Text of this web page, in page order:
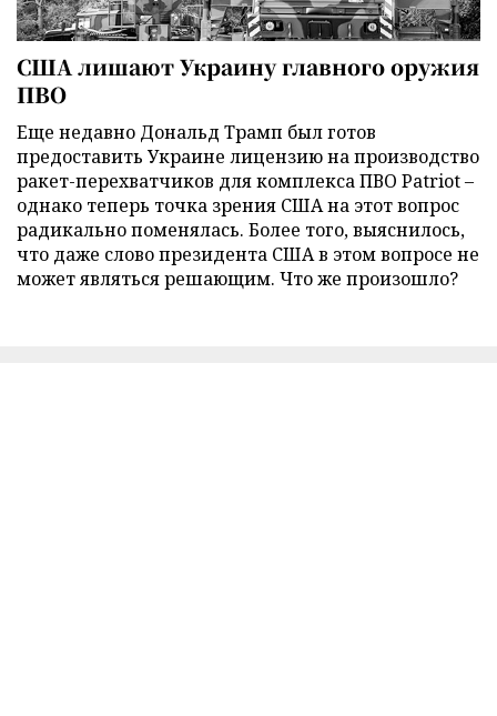
США лишают Украину главного оружия
ПВО
Еще недавно Дональд Трамп был готов
предоставить Украине лицензию на производство
ракет-перехватчиков для комплекса ПВО Patriot –
однако теперь точка зрения США на этот вопрос
радикально поменялась. Более того, выяснилось,
что даже слово президента США в этом вопросе не
может являться решающим. Что же произошло?